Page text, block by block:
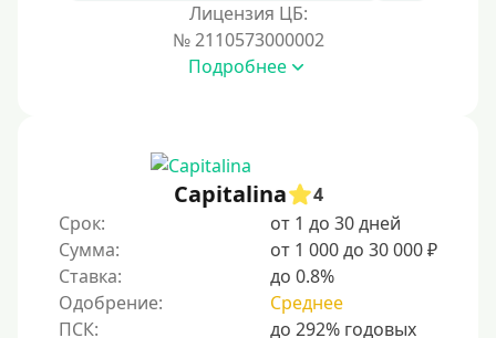
Лицензия ЦБ:
№ 2110573000002
Подробнее
Capitalina
4
Срок:
от 1 до 30 дней
Сумма:
от 1 000 до 30 000 ₽
Ставка:
до 0.8%
Одобрение:
Среднее